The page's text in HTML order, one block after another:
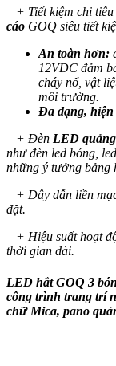
+ Tiết kiệm chi
cáo GOQ siêu tiết
An toàn hơn:
12VDC đảm
cháy nổ, vật
môi trường.
Đa dạng,
+ Đèn LED
như đèn led bóng,
những ý tưởng bảng
+ Dây dẫn liền
đặt.
+ Hiệu suất hoạt
thời gian dài.
LED hắt GOQ 3
công trình trang trí
chữ Mica, pano